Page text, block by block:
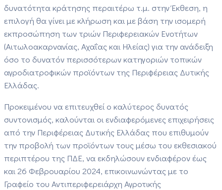
δυνατότητα κράτησης περαιτέρω τ.μ. στην Έκθεση, η
επιλογή θα γίνει με κλήρωση και με βάση την ισομερή
εκπροσώπηση των τριών Περιφερειακών Ενοτήτων
(Αιτωλοακαρνανίας, Αχαΐας και Ηλείας) για την ανάδειξη
όσο το δυνατόν περισσότερων κατηγοριών τοπικών
αγροδιατροφικών προϊόντων της Περιφέρειας Δυτικής
Ελλάδας.
Προκειμένου να επιτευχθεί ο καλύτερος δυνατός
συντονισμός, καλούνται οι ενδιαφερόμενες επιχειρήσεις
από την Περιφέρειας Δυτικής Ελλάδας που επιθυμούν
την προβολή των προϊόντων τους μέσω του εκθεσιακού
περιπτέρου της ΠΔΕ, να εκδηλώσουν ενδιαφέρον έως
και 26 Φεβρουαρίου 2024, επικοινωνώντας με το
Γραφείο του Αντιπεριφερειάρχη Αγροτικής